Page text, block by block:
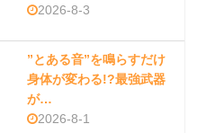
2026-8-3
”とある音”を鳴らすだけ
身体が変わる!?最強武器
が…
2026-8-1